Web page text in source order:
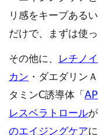
リ感をキープある
だけで、まずは使
その他に、 レチノ
カン ・ダエダリン
タミンC誘導体「
レスベラトロール
のエイジングケア